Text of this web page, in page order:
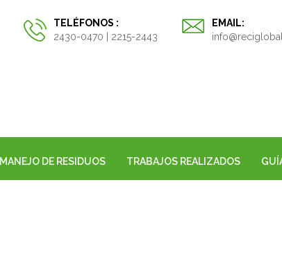
TELÉFONOS :
2430-0470 | 2215-2443
EMAIL:
MANEJO DE RESIDUOS TRABAJOS REALIZADOS